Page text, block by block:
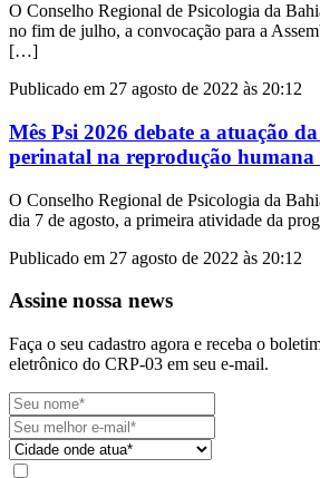
O Conselho Regional de Psicologia da
no fim de julho, a convocação para a
[…]
Publicado em 27 agosto de 2022 às 20:12
Mês Psi 2026 debate a atuação
perinatal na reprodução humana
O Conselho Regional de Psicologia da
dia 7 de agosto, a primeira atividade da
Publicado em 27 agosto de 2022 às 20:12
Assine nossa news
Faça o seu cadastro agora e receba o
eletrônico do CRP-03 em seu e-mail.